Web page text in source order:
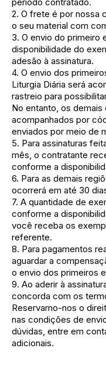
2. O frete é por nossa
o seu material com
3. O envio do primeiro
disponibilidade do
adesão à assinatura.
4. O envio dos
Liturgia Diária será
rastreio para
No entanto, os
acompanhados por
enviados por meio de
5. Para assinaturas
mês, o contratante
conforme a
6. Para as demais
ocorrerá em até 30
7. A quantidade de
conforme a
você receba os
referente.
8. Para pagamentos
aguardar a
o envio dos primeiros
9. Ao aderir à
concorda com os
Reservamo-nos o
nas condições de
dúvidas, entre em
adicionais.